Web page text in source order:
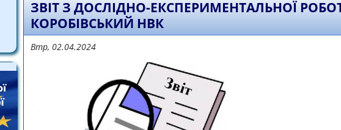
ЗВІТ З ДОСЛІДНО-ЕКСПЕРИМЕНТАЛЬНОЇ
КОРОБІВСЬКИЙ НВК
Втр, 02.04.2024